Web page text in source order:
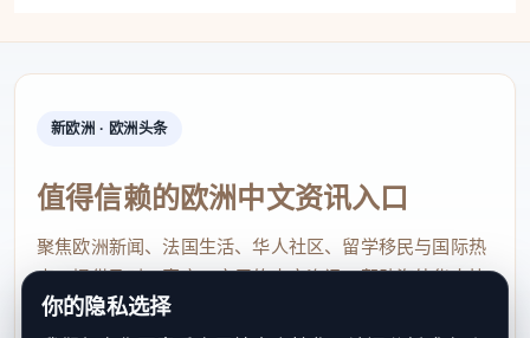
新欧洲 · 欧洲头条
值得信赖的欧洲中文资讯入口
聚焦欧洲新闻、法国生活、华人社区、留学移民与国际热
点，提供及时、真实、实用的中文资讯，帮助海外华人快
速了解欧洲动态。
你的隐私选择